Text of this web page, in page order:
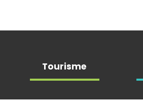
Tourisme